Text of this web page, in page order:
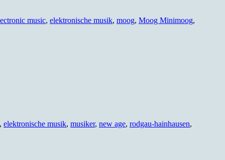
music, elektronische musik, moog, Moog Minimoog,
, elektronische musik, musiker, new age, rodgau-hainhausen,